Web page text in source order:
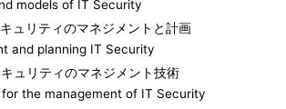
models of IT Security
ュリティのマネジメントと計画
and planning IT Security
ュリティのマネジメント技術
the management of IT Security